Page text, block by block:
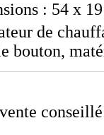
: 54 x
de
bouton,